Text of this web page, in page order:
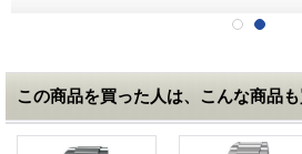
この商品を買った人は、こんな商品